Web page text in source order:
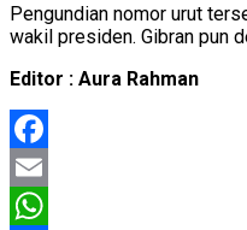
Pengundian nomor urut
wakil presiden. Gibran pun
Editor : Aura Rahman
Facebook
Email